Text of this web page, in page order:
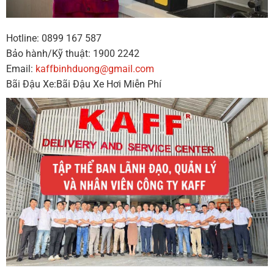
Hotline: 0899 167 587
Bảo hành/Kỹ thuật: 1900 2242
Email: kaffbinhduong@gmail.com
Bãi Đậu Xe:Bãi Đậu Xe Hơi Miễn Phí